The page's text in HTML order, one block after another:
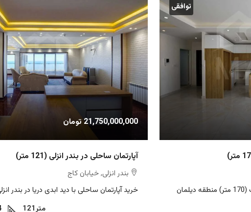
توافقی
فروش آپارتمان در بلوار دیلمان رشت (170 متر) منطقه دیلمان
21,750,000,000 تومان
آپارتمان ساحلی در بندر انزلی (121 متر)
بندر انزلی, خیابان کاج
خرید آپارتمان ساحلی با دید ابدی دریا در بندر
121متر